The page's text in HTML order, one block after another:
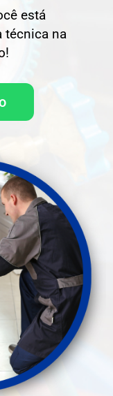
está
técnica na